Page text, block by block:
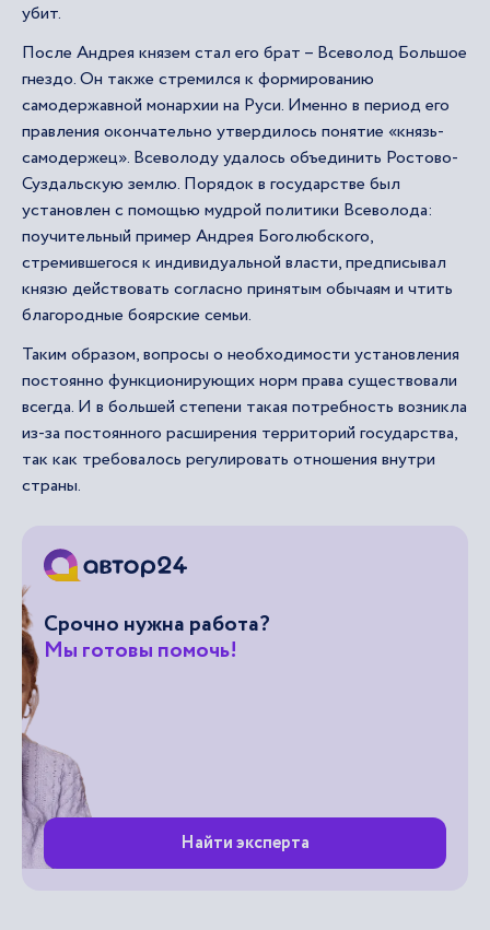
убит.
После Андрея князем стал его брат – Всеволод Большое
гнездо. Он также стремился к формированию
самодержавной монархии на Руси. Именно в период его
правления окончательно утвердилось понятие «князь-
самодержец». Всеволоду удалось объединить Ростово-
Суздальскую землю. Порядок в государстве был
установлен с помощью мудрой политики Всеволода:
поучительный пример Андрея Боголюбского,
стремившегося к индивидуальной власти, предписывал
князю действовать согласно принятым обычаям и чтить
благородные боярские семьи.
Таким образом, вопросы о необходимости установления
постоянно функционирующих норм права существовали
всегда. И в большей степени такая потребность возникла
из-за постоянного расширения территорий государства,
так как требовалось регулировать отношения внутри
страны.
Срочно нужна работа?
Мы готовы помочь!
Найти эксперта